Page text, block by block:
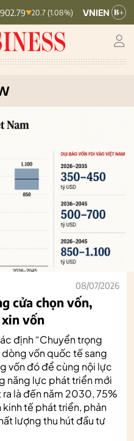
20.7 (1.08%) VNINDEX: 1,764.78
08/07/2026
cửa chọn vốn,
vốn
định “Chuyển trọng
vốn quốc tế sang
vốn đó để cùng nội lực
năng lực phát triển mới
là đến năm 2030, 75%
tế phát triển, phản
lượng thu hút đầu tư